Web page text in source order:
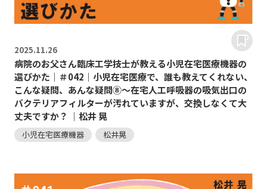
2025.11.26
病院のお父さん臨床工学技士が教える小児在宅医療機器の
選びかた｜＃042｜小児在宅医療で、誰も教えてくれない、
こんな疑問、あんな疑問⑧～在宅人工呼吸器の吸気出口の
バクテリアフィルターが汚れていますが、交換しなくて大
丈夫ですか？ ｜松井 晃
小児在宅医療機器 松井晃